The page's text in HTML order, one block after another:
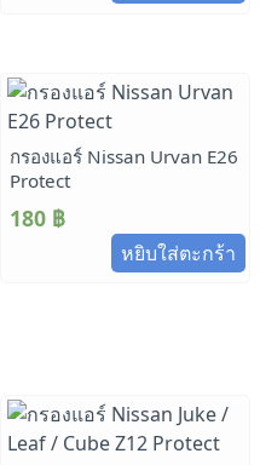
กรองแอร์ Nissan Urvan E26
Protect
180 ฿
หยิบใส่ตะกร้า